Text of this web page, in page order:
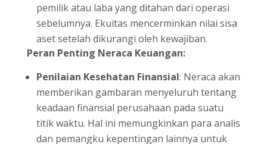
pemilik atau laba yang ditahan dari operasi
sebelumnya. Ekuitas mencerminkan nilai sisa
aset setelah dikurangi oleh kewajiban.
Peran Penting Neraca Keuangan:
Penilaian Kesehatan Finansial: Neraca akan
memberikan gambaran menyeluruh tentang
keadaan finansial perusahaan pada suatu
titik waktu. Hal ini memungkinkan para analis
dan pemangku kepentingan lainnya untuk